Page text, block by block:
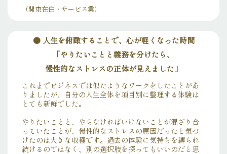
（関東在住・サービス業）
● 人生を俯瞰することで、心が軽くなった時間
「やりたいことと義務を分けたら、
慢性的なストレスの正体が見えました」
これまでビジネスでは似たようなワークをしたことがあ
りましたが、自分の人生全体を項目別に整理する体験は
とても新鮮でした。
やりたいことと、やらなければいけないことが混ざり合
っていたことが、慢性的なストレスの原因だったと気づ
けたのは大きな収穫です。過去の体験に気持ちを縛られ
続けるのではなく、別の選択肢を探ってもいいのだと思